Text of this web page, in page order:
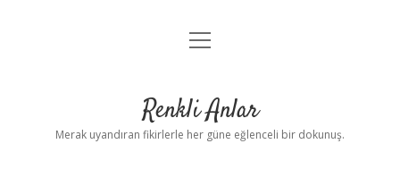
Anasayfa
Yasal Uyarı
menüyü
Renkli Anlar
Merak uyandıran fikirlerle her güne eğlenceli bir dokunuş.